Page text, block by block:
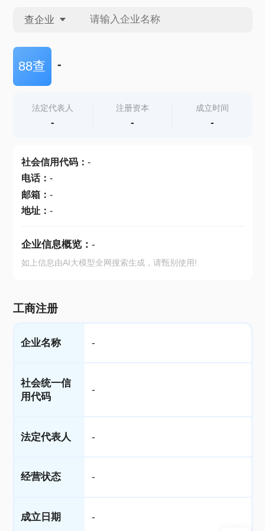
查企业
查企业
查产地
88查 -
法定代表人
-
注册资本
-
成立时间
-
社会信用代码： -
电话： -
邮箱： -
地址： -
企业信息概览： -
如上信息由AI大模型全网搜索生成，请甄别使用!
工商注册
企业名称 -
社会统一信
用代码
-
法定代表人 -
经营状态 -
成立日期 -